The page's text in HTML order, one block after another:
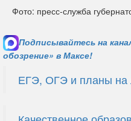
Фото: пресс-служба
Подписывайтесь на
обозрение» в Максе!
ЕГЭ, ОГЭ и планы на